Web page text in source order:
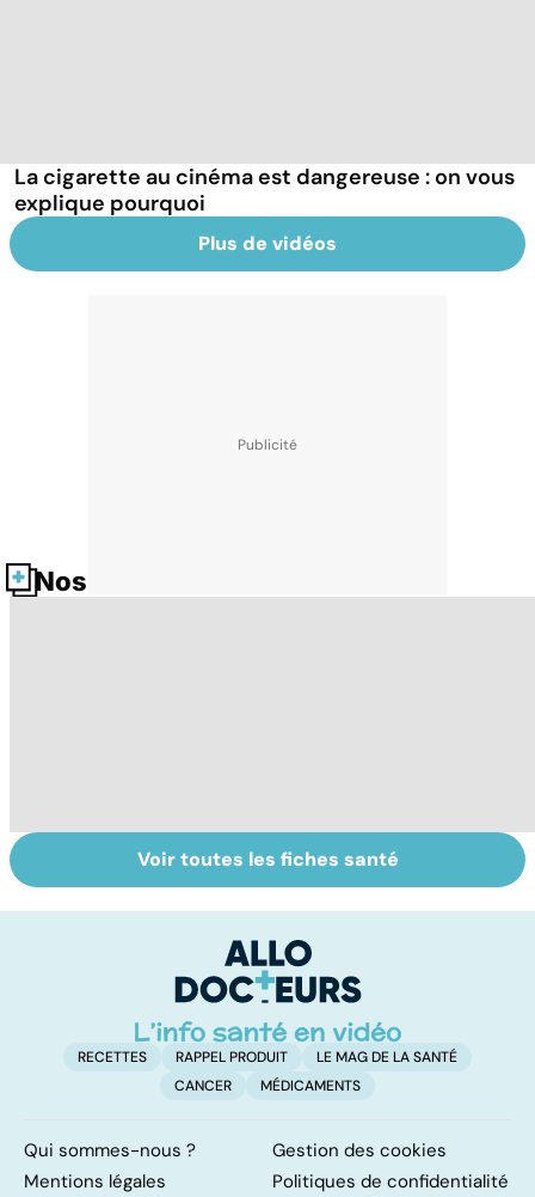
La cigarette au cinéma est dangereuse : on vous
explique pourquoi
Plus de vidéos
Nos fiches santé
Automutilation :
des ados en
Antibiotiques :
lutter contre la
bactéries
Voir toutes les fiches santé
RECETTES RAPPEL PRODUIT
LE MAG DE LA SANTÉ
CANCER
MÉDICAMENTS
Qui sommes-nous ?
Gestion des cookies
Mentions légales
Politiques de confidentialité